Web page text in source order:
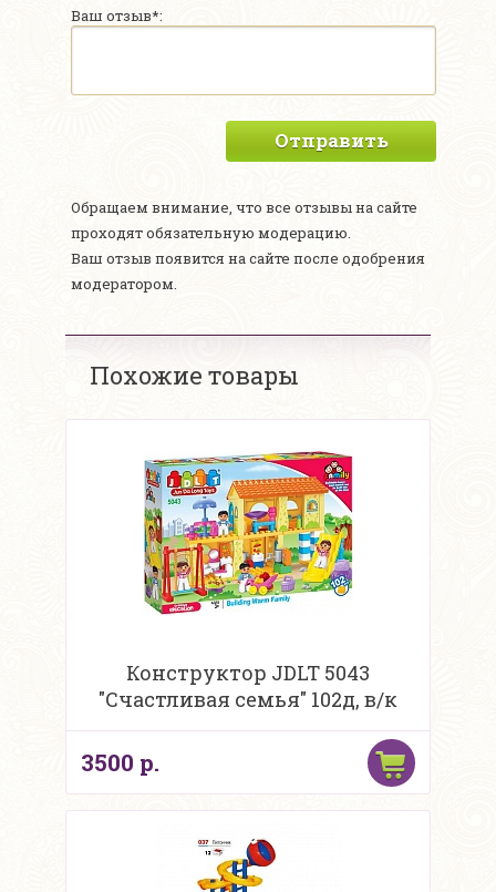
Ваш отзыв*:
Отправить
Обращаем внимание, что все отзывы на сайте
проходят обязательную модерацию.
Ваш отзыв появится на сайте после одобрения
модератором.
Похожие товары
Конструктор JDLT 5043
"Счастливая семья" 102д, в/к
3500 р.